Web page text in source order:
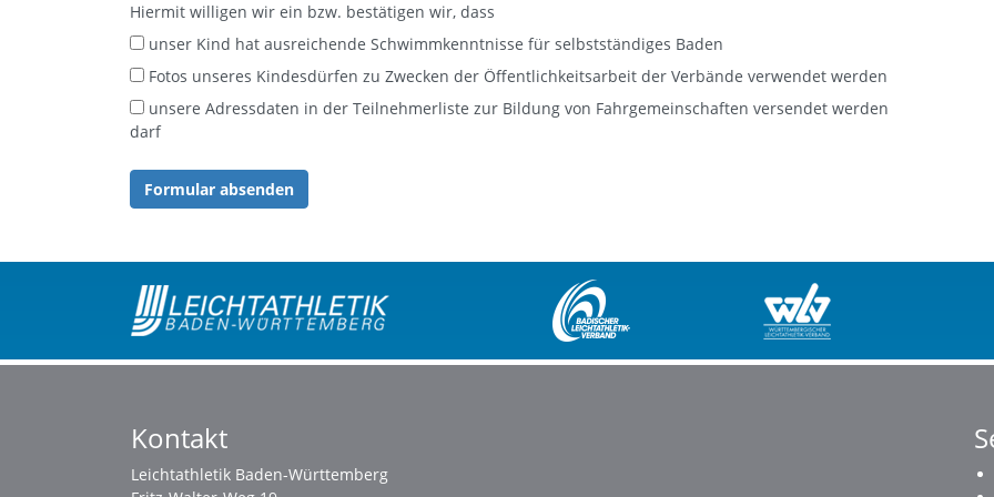
Hiermit willigen wir ein bzw. bestätigen wir, dass
unser Kind hat ausreichende Schwimmkenntnisse für selbstständiges Baden
Fotos unseres Kindesdürfen zu Zwecken der Öffentlichkeitsarbeit der Verbände verwendet werden
darf
Kontakt
Leichtathletik Baden-Württemberg